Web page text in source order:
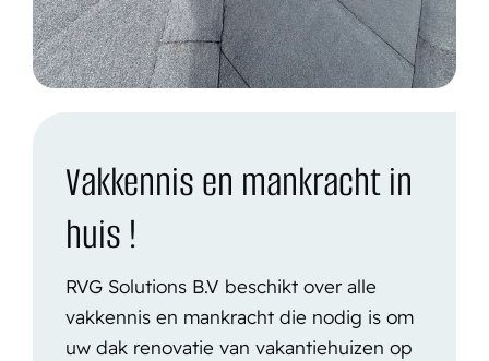
Vakkennis en mankracht in
huis !
RVG Solutions B.V beschikt over alle
vakkennis en mankracht die nodig is om
uw dak renovatie van vakantiehuizen op